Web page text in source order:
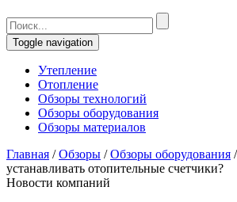
Toggle navigation
Утепление
Отопление
Обзоры технологий
Обзоры оборудования
Обзоры материалов
Главная /Обзоры /Обзоры оборудования /
устанавливать отопительные счетчики?
Новости компаний